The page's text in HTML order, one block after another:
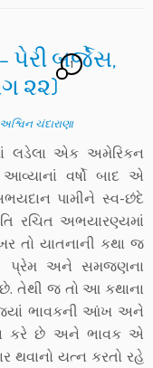
બર્જેસ,
૨૨)
1
અશ્વિન ચંદારાણા
લડેલા એક અમેરિકન
વર્ષો બાદ એ
પામીને સ્વ-છંદે
રચિત અભયારણ્યમાં
તો યાતનાની કથા જ
પ્રેમ અને સમજણના
છે. તેથી જ તો આ કથાના
ભાવકની આંખ અને
કરે છે અને ભાવક એ
થવાનો યત્ન કરતો રહે